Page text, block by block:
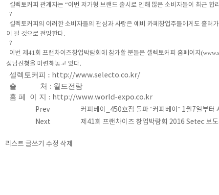
셀렉토커피 관계자는 “이번 저가형 브랜드 출시로 인해 많은 소비자들이 최근
?
셀렉토커피의 이러한 소비자들의 관심과 사랑은 예비 카페창업주들에게도 흘러
이 될 것으로 전망한다
?
이번 제 41 회 프랜차이즈창업박람회에 참가할 분들은 셀렉토커피 홈페이지 (
상담신청을 마련해놓고 있다.
셀렉토커피 : http://www.selecto.co.kr/
출 처 : 월드전람
홈 페 이 지 : http://www.world-expo.co.kr
Prev
커피베이_450호점 돌파 “커피베이” 1월7일부
Next
제41회 프랜차이즈 창업박람회 2016 Setec 보
리스트 글쓰기 수정 삭제